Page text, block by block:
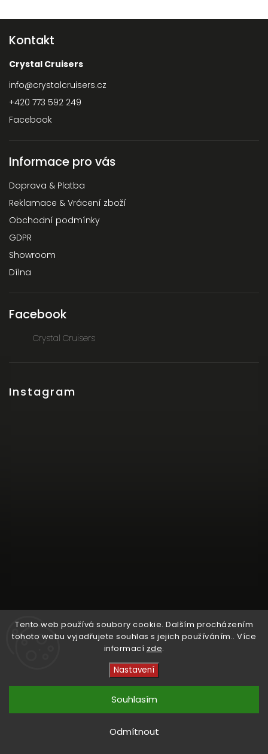
Tento web používá soubory cookie. Dalším procházením
tohoto webu vyjadřujete souhlas s jejich používáním.. Více
informací zde.
Nastavení
Odmítnout
Souhlasím
Kontakt
Crystal Cruisers
info@crystalcruisers.cz
+420 773 592 249
Facebook
Informace pro vás
Doprava & Platba
Reklamace & Vrácení zboží
Obchodní podmínky
GDPR
Showroom
Dílna
Facebook
Crystal Cruisers
Instagram
vyhrazena.